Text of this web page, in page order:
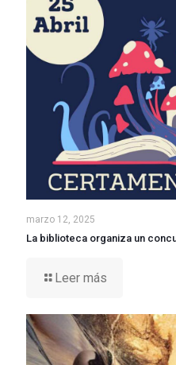
marzo 12, 2025
La biblioteca organiza un
Leer más